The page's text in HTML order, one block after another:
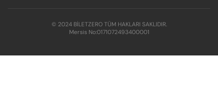
© 2024 BİLETZERO TÜM HAKLARI SAKLIDIR.
Mersis No:0171072493400001